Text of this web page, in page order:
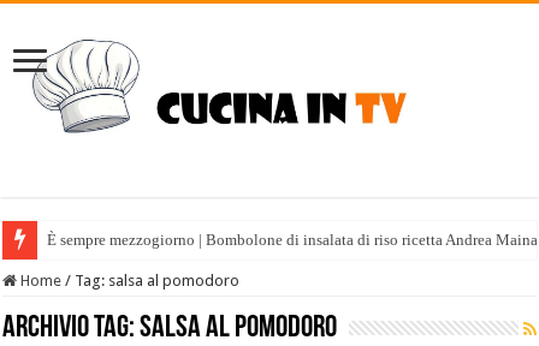
È sempre mezzogiorno | Bombolone di insalata di riso ricetta Andrea
Home / Tag: salsa al pomodoro
Archivio tag:salsa al pomodoro